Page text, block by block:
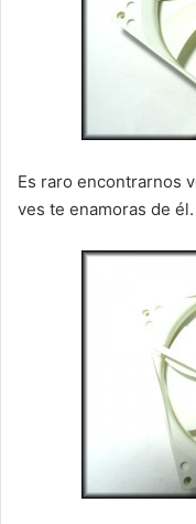
Es raro encontrarnos
ves te enamoras de él.